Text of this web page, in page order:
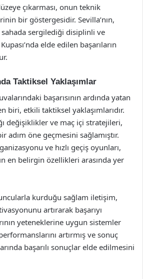
çıkarması, onun teknik
bir göstergesidir. Sevilla’nın,
sergilediği disiplinli ve
elde edilen başarıların
Taktiksel Yaklaşımlar
başarısının ardında yatan
biri, etkili taktiksel yaklaşımlarıdır.
değişiklikler ve maç içi stratejileri,
adım öne geçmesini sağlamıştır.
ve hızlı geçiş oyunları,
en belirgin özellikleri arasında yer
kurduğu sağlam iletişim,
artırarak başarıyı
yeteneklerine uygun sistemler
artırmış ve sonuç
başarılı sonuçlar elde edilmesini